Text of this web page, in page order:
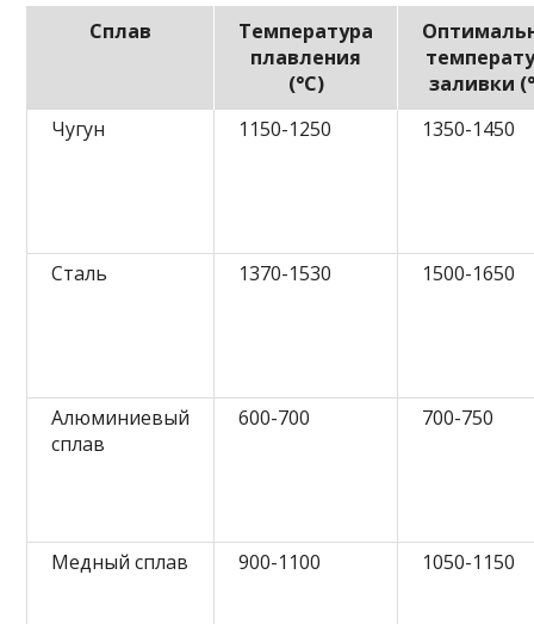
Сплав
Температура
плавления
(°C)
заливки
Чугун
1150-1250 1350-1450
Сталь 1370-1530 1500-1650
Алюминиевый
сплав
600-700 700-750
Медный сплав 900-1100 1050-1150